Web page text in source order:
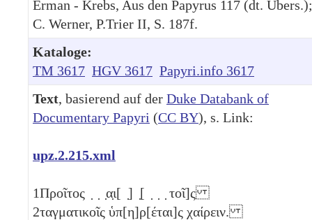
Erman - Krebs, Aus den Papyrus 117 (dt. Übers.);
C. Werner, P.Trier II, S. 187f.
Kataloge:
TM 3617 HGV 3617 Papyri.info 3617
Text, basierend auf der Duke Databank of
Documentary Papyri (CC BY), s. Link:
upz.2.215.xml
1Προῖτος ̣ ̣ ̣α̣ι[ ̣] ̣[ ̣ ̣ ̣ τοῖ]ς
2ταγματικοῖς ὑπ[η]ρ[έται]ς χαίρειν.